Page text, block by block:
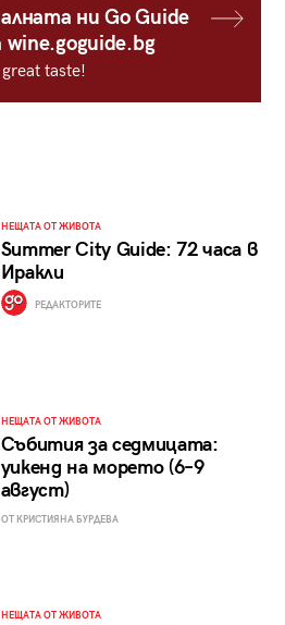
ни Go Guide
wine.goguide.bg
taste!
НЕЩАТА ОТ ЖИВОТА
Summer City Guide: 72 часа в
Иракли
РЕДАКТОРИТЕ
НЕЩАТА ОТ ЖИВОТА
Събития за седмицата:
уикенд на морето (6–9
август)
ОТ КРИСТИЯНА БУРДЕВА
НЕЩАТА ОТ ЖИВОТА